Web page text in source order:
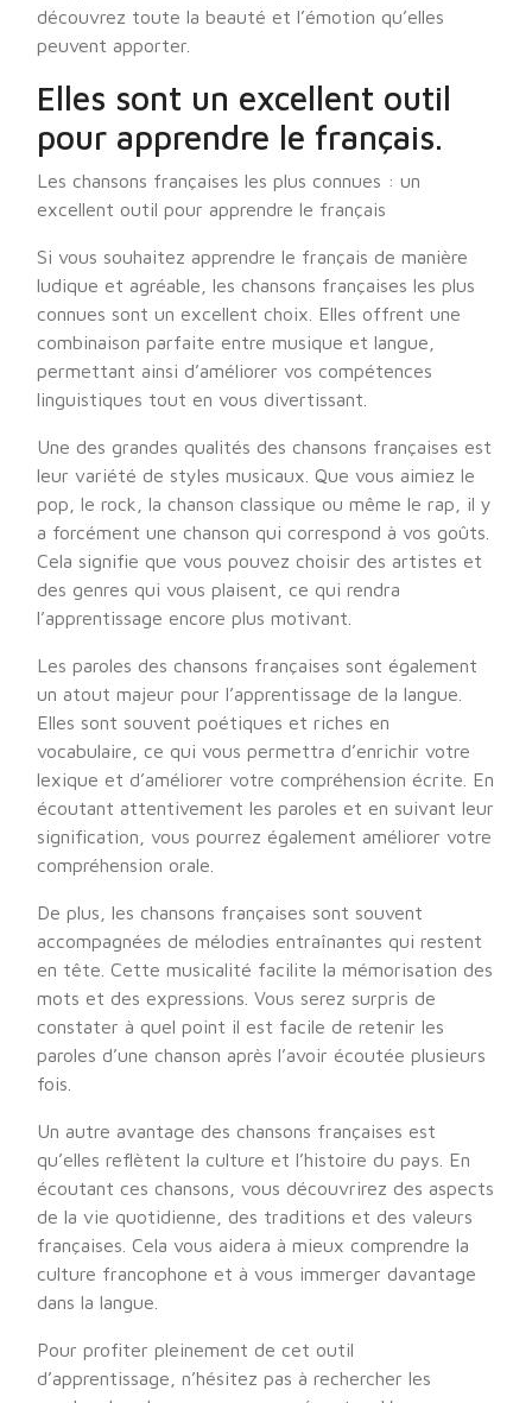
découvrez toute la beauté et l’émotion qu’elles
peuvent apporter.
Elles sont un excellent outil
pour apprendre le français.
Les chansons françaises les plus connues : un
excellent outil pour apprendre le français
Si vous souhaitez apprendre le français de manière
ludique et agréable, les chansons françaises les plus
connues sont un excellent choix. Elles offrent une
combinaison parfaite entre musique et langue,
permettant ainsi d’améliorer vos compétences
linguistiques tout en vous divertissant.
Une des grandes qualités des chansons françaises est
leur variété de styles musicaux. Que vous aimiez le
pop, le rock, la chanson classique ou même le rap, il y
a forcément une chanson qui correspond à vos goûts.
Cela signifie que vous pouvez choisir des artistes et
des genres qui vous plaisent, ce qui rendra
l’apprentissage encore plus motivant.
Les paroles des chansons françaises sont également
un atout majeur pour l’apprentissage de la langue.
Elles sont souvent poétiques et riches en
vocabulaire, ce qui vous permettra d’enrichir votre
lexique et d’améliorer votre compréhension écrite. En
écoutant attentivement les paroles et en suivant leur
signification, vous pourrez également améliorer votre
compréhension orale.
De plus, les chansons françaises sont souvent
accompagnées de mélodies entraînantes qui restent
en tête. Cette musicalité facilite la mémorisation des
mots et des expressions. Vous serez surpris de
constater à quel point il est facile de retenir les
paroles d’une chanson après l’avoir écoutée plusieurs
fois.
Un autre avantage des chansons françaises est
qu’elles reflètent la culture et l’histoire du pays. En
écoutant ces chansons, vous découvrirez des aspects
de la vie quotidienne, des traditions et des valeurs
françaises. Cela vous aidera à mieux comprendre la
culture francophone et à vous immerger davantage
dans la langue.
Pour profiter pleinement de cet outil
d’apprentissage, n’hésitez pas à rechercher les